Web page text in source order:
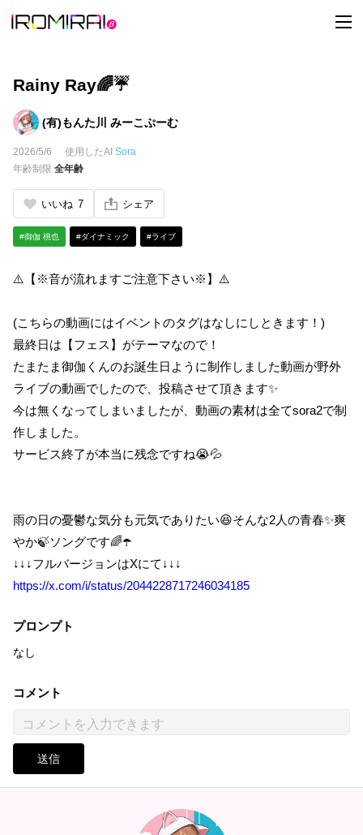
t
o
Rainy Ray🌈☔
(有)もんた川 みーこぷーむ
2026/5/6 使用したAI Sora
年齢制限 全年齢
いいね 7 シェア
#御伽 桃也 #ダイナミック #ライブ
⚠️【※音が流れますご注意下さい※】⚠️
(こちらの動画にはイベントのタグはなしにしときます！)
最終日は【フェス】がテーマなので！
たまたま御伽くんのお誕生日ように制作しました動画が野外
ライブの動画でしたので、投稿させて頂きます✨
今は無くなってしまいましたが、動画の素材は全てsora2で制
作しました。
サービス終了が本当に残念ですね😭💦
雨の日の憂鬱な気分も元気でありたい😆そんな2人の青春✨爽
やか🍃ソングです🌈☂️
↓↓↓フルバージョンはXにて↓↓↓
https://x.com/i/status/2044228717246034185
プロンプト
なし
コメント
送信